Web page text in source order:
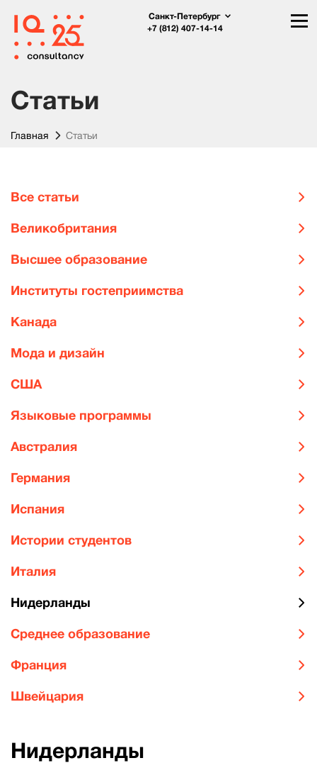
Санкт-Петербург
+7 (812) 407-14-14
Статьи
Главная Статьи
Все статьи
Великобритания
Высшее образование
Институты гостеприимства
Канада
Мода и дизайн
США
Языковые программы
Австралия
Германия
Испания
Истории студентов
Италия
Нидерланды
Среднее образование
Франция
Швейцария
Нидерланды